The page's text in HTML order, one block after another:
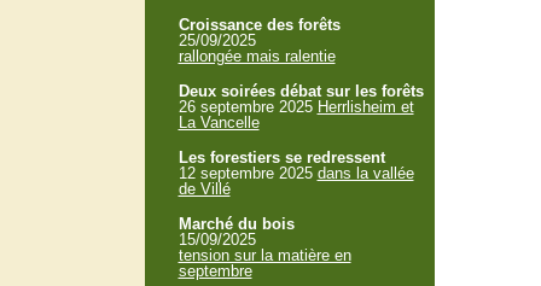
Croissance des forêts
25/09/2025
rallongée mais ralentie
Deux soirées débat sur les forêts
26 septembre 2025 Herrlisheim et
La Vancelle
Les forestiers se redressent
12 septembre 2025 dans la vallée
de Villé
Marché du bois
15/09/2025
tension sur la matière en
septembre